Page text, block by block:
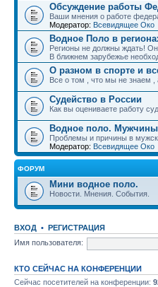
Обсуждение работы
Ваши мнения о работе
Модератор: Всевидящее Око
Водное Поло в
Регионы не должны ждать!
В ближнем зарубежье
О разном в спорте и
Все о том , что мы не знаем ,
Судейство в России
Как вы оцениваете работу
Водное поло.
Проблемы и причины в
Модератор: Всевидящее Око
ФОРУМ
Мини водное поло.
Новости. Мнения. События.
ВХОД • РЕГИСТРАЦИЯ
Имя пользователя:
КТО СЕЙЧАС НА КОНФЕРЕНЦИИ
Сейчас посетителей на конференции: